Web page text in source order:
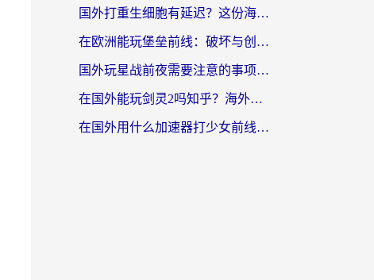
国外打重生细胞有延迟？这份海外畅玩国服游戏加速器终极指南请收好
在欧洲能玩堡垒前线：破坏与创造吗？海外党国服游戏不卡顿的秘密
国外玩星战前夜需要注意的事项：一份来自老玩家的网络生存指南
在国外能玩剑灵2吗知乎？海外党亲测有效的国服游戏加速指南
在国外用什么加速器打少女前线：云图计划不卡？一个老玩家的掏心分享